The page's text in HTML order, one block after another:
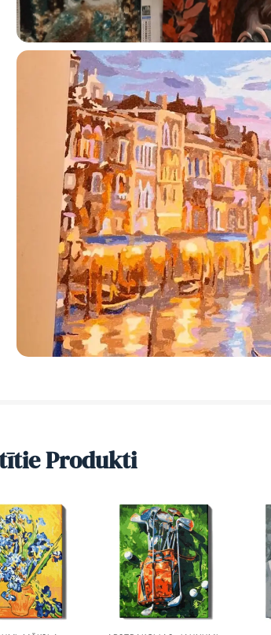
Produkti